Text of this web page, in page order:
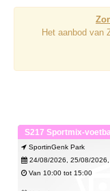
Het aanbod van
S217 Sportmix-
SportinGenk Park
24/08/2026, 25/08/2026,
Van 10:00 tot 15:00